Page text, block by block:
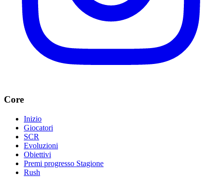
Core
Inizio
Giocatori
SCR
Evoluzioni
Obiettivi
Premi progresso Stagione
Rush